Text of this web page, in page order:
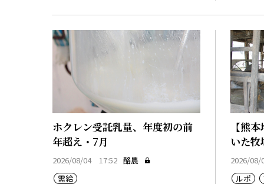
ホクレン受託乳量、年度初の前
年超え・7月
2026/08/04 17:52 酪農
需給
【熊
いた
2026/
ルポ